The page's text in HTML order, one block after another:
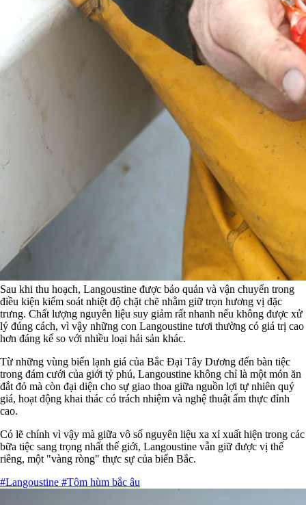
Sau khi thu hoạch, Langoustine được bảo quản và vận chuyển trong
điều kiện kiểm soát nhiệt độ chặt chẽ nhằm giữ trọn hương vị đặc
trưng. Chất lượng nguyên liệu suy giảm rất nhanh nếu không được xử
lý đúng cách, vì vậy những con Langoustine tươi thường có giá trị cao
hơn đáng kể so với nhiều loại hải sản khác.
Từ những vùng biển lạnh giá của Bắc Đại Tây Dương đến bàn tiệc
trong đám cưới của giới tỷ phú, Langoustine không chỉ là một món ăn
đắt đỏ mà còn đại diện cho sự giao thoa giữa nguồn lợi tự nhiên quý
giá, hoạt động khai thác có trách nhiệm và nghệ thuật ẩm thực đỉnh
cao.
Có lẽ chính vì vậy mà giữa vô số nguyên liệu xa xỉ xuất hiện trong các
bữa tiệc sang trọng nhất thế giới, Langoustine vẫn giữ được vị thế
riêng, một "vàng ròng" thực sự của biển Bắc.
#Langoustine #Tôm hùm bắc âu